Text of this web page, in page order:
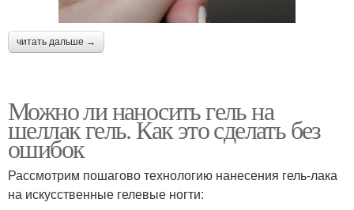
читать дальше →
Можно ли наносить гель на
шеллак гель. Как это сделать без
ошибок
Рассмотрим пошагово технологию нанесения гель-лака
на искусственные гелевые ногти: